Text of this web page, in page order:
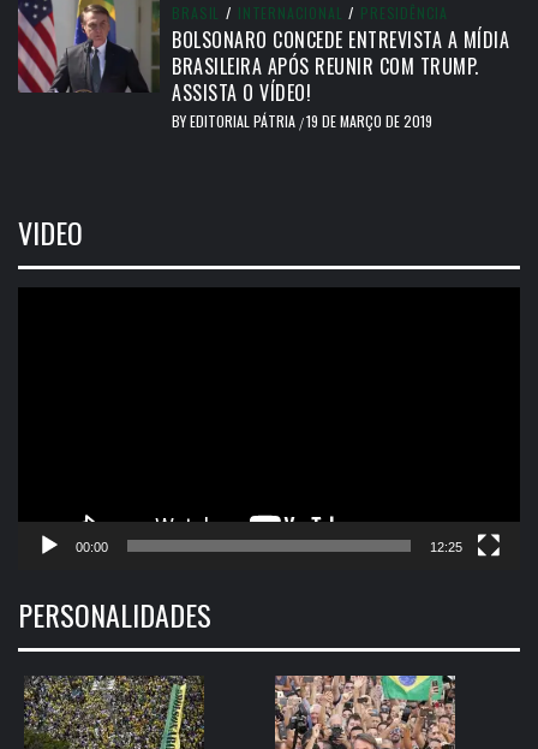
BRASIL / INTERNACIONAL / PRESIDÊNCIA
BOLSONARO CONCEDE ENTREVISTA A MÍDIA
BRASILEIRA APÓS REUNIR COM TRUMP.
ASSISTA O VÍDEO!
BYEDITORIAL PÁTRIA /19 DE MARÇO DE 2019
VIDEO
00:00 12:25
PERSONALIDADES